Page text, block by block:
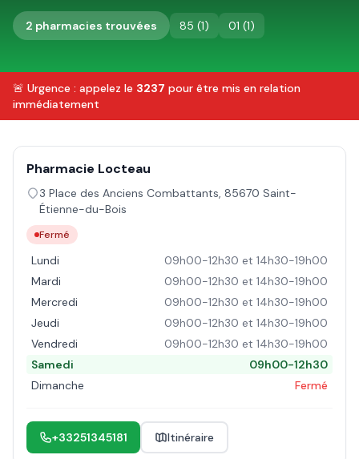
2 pharmacies trouvées 85 (1) 01 (1)
🚨 Urgence : appelez le 3237 pour être mis en relation
immédiatement
Pharmacie Locteau
3 Place des Anciens Combattants, 85670 Saint-
Étienne-du-Bois
Fermé
Lundi
09h00-12h30 et 14h30-19h00
Mardi
09h00-12h30 et 14h30-19h00
Mercredi
09h00-12h30 et 14h30-19h00
Jeudi
09h00-12h30 et 14h30-19h00
Vendredi
09h00-12h30 et 14h30-19h00
Samedi
09h00-12h30
Dimanche
Fermé
+33251345181 Itinéraire